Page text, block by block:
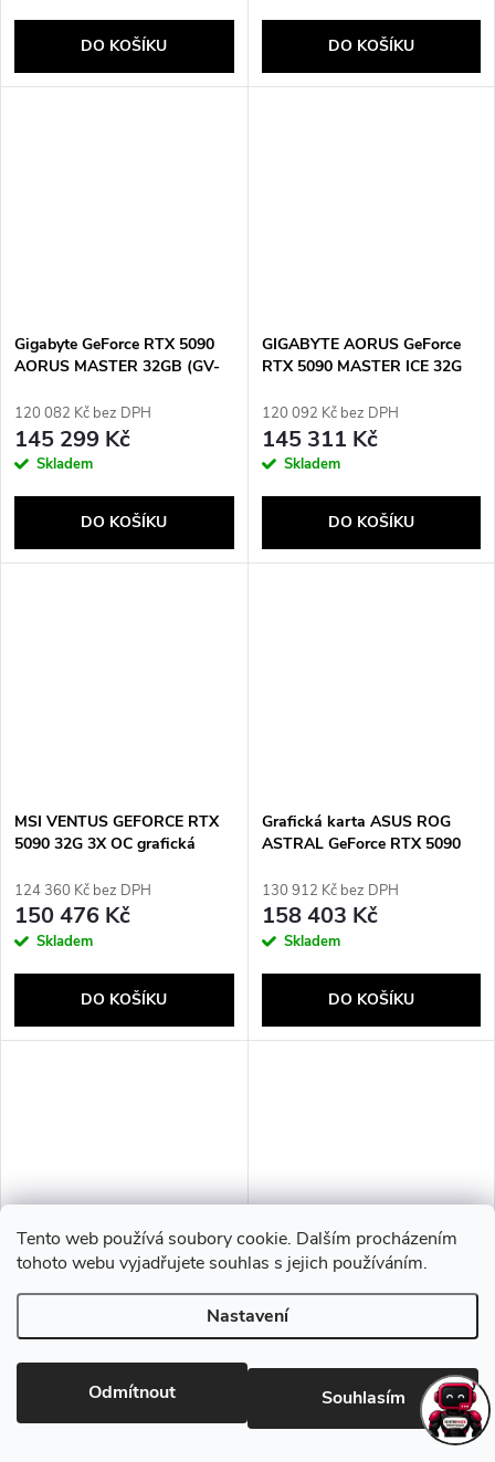
Tento web používá soubory cookie. Dalším procházením
tohoto webu vyjadřujete souhlas s jejich používáním.
Nastavení
Odmítnout Souhlasím
DO KOŠÍKU DO KOŠÍKU
Gigabyte GeForce RTX 5090
AORUS MASTER 32GB (GV-
120 082 Kč bez DPH
145 299 Kč
Skladem
DO KOŠÍKU
GIGABYTE AORUS GeForce
RTX 5090 MASTER ICE 32G
120 092 Kč bez DPH
145 311 Kč
Skladem
DO KOŠÍKU
MSI VENTUS GEFORCE RTX
5090 32G 3X OC grafická
124 360 Kč bez DPH
150 476 Kč
Skladem
DO KOŠÍKU
Grafická karta ASUS ROG
ASTRAL GeForce RTX 5090
130 912 Kč bez DPH
158 403 Kč
Skladem
DO KOŠÍKU
GIGABYTE AORUS GeForce
RTX 5090 STEALTH ICE 32G
NVIDIA 32 GB GDDR7
131 558 Kč bez DPH
159 185 Kč
Zotac GAMING GeForce RTX
5090 SOLID OC NVIDIA 32
GB GDDR7
134 451 Kč bez DPH
162 686 Kč